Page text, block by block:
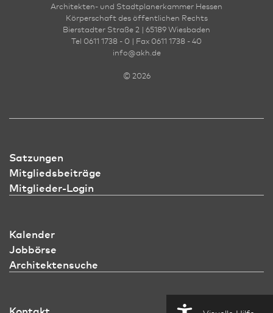
Architekten- und Stadt­planer­kammer Hessen
Körperschaft des öffentlichen Rechts
Bierstadter Straße 2 | 65189 Wies­ba­den
Tel 0611 1738 - 0 | Fax 0611 1738 - 40
info@akh.de
© 2026
Satzungen
Mitgliedsbeiträge
Mitglieder-Login
Kalender
Jobbörse
Architektensuche